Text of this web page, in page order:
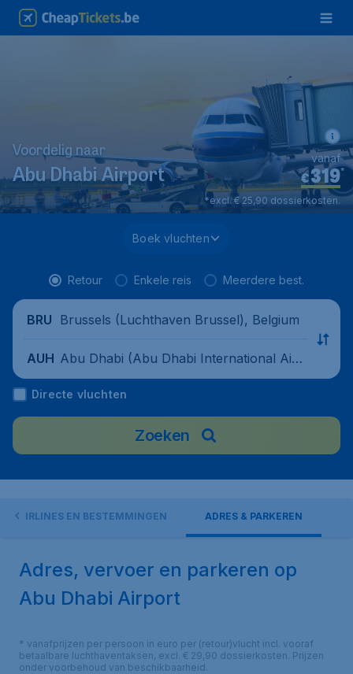
Voordelig naar
Abu Dhabi Airport €319*
vanaf
*excl. € 25,90 dossierkosten.
Boek vluchten
Retour Enkele reis Meerdere best.
BRU Brussels (Luchthaven Brussel), Belgium
AUH Abu Dhabi (Abu Dhabi International Airp
ort), United Arab Emirates
Directe vluchten
Zoeken
AIRLINES EN BESTEMMINGEN ADRES & PARKEREN
Adres, vervoer en parkeren op
Abu Dhabi Airport
* vanafprijzen per persoon in euro per (retour)vlucht incl. vooraf
betaalbare luchthaventaksen, excl. € 29,90 dossierkosten. Prijzen
onder voorbehoud van beschikbaarheid.